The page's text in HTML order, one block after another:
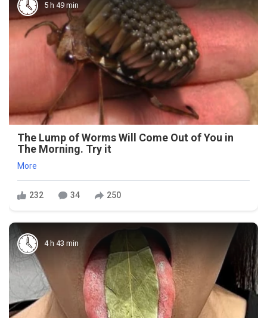
5 h 49 min
The Lump of Worms Will Come Out of You in
The Morning. Try it
More
232 34 250
4 h 43 min